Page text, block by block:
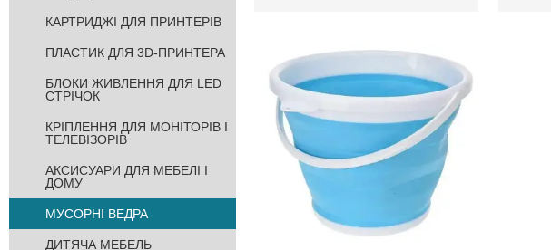
КАРТРИДЖІ ДЛЯ ПРИНТЕРІВ
ПЛАСТИК ДЛЯ 3D-ПРИНТЕРА
БЛОКИ ЖИВЛЕННЯ ДЛЯ LED
СТРІЧОК
КРІПЛЕННЯ ДЛЯ МОНІТОРІВ І
ТЕЛЕВІЗОРІВ
АКСИСУАРИ ДЛЯ МЕБЕЛІ І
ДОМУ
МУСОРНІ ВЕДРА
ДИТЯЧА МЕБЕЛЬ